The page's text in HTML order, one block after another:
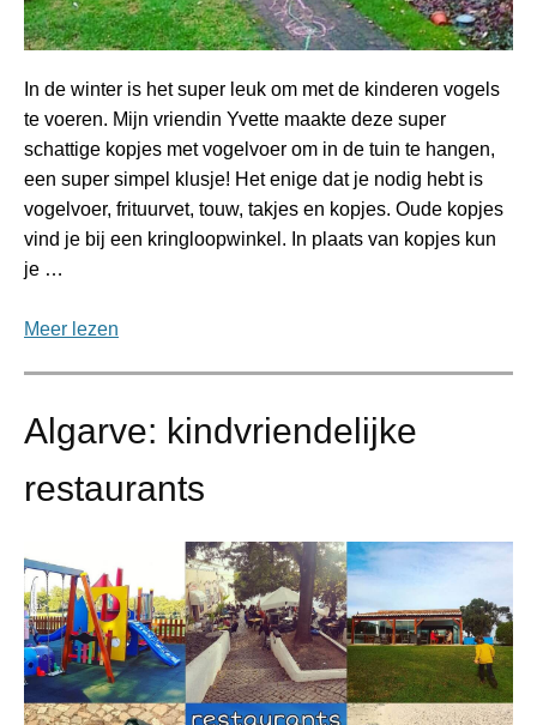
In de winter is het super leuk om met de kinderen vogels
te voeren. Mijn vriendin Yvette maakte deze super
schattige kopjes met vogelvoer om in de tuin te hangen,
een super simpel klusje! Het enige dat je nodig hebt is
vogelvoer, frituurvet, touw, takjes en kopjes. Oude kopjes
vind je bij een kringloopwinkel. In plaats van kopjes kun
je …
Meer lezen
Algarve: kindvriendelijke
restaurants